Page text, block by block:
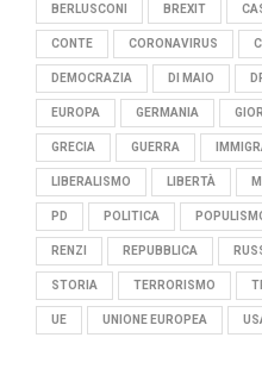
BERLUSCONI BREXIT
CONTE CORONAVIRUS
DEMOCRAZIA DI MAIO
EUROPA GERMANIA
GRECIA GUERRA
LIBERALISMO LIBERTÀ
PD POLITICA
RENZI REPUBBLICA
STORIA TERRORISMO
UE UNIONE EUROPEA